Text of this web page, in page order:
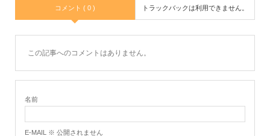
コメント ( 0 ) トラックバックは利用できません。
この記事へのコメントはありません。
名前
E-MAIL ※ 公開されません